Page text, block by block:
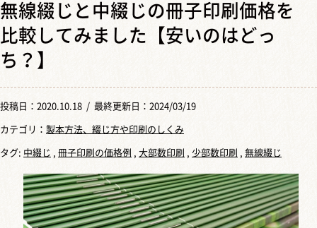
無線綴じと中綴じの冊子印刷価格を
比較してみました【安いのはどっ
ち？】
投稿日： 2020.10.18 / 最終更新日：2024/03/19
カテゴリ： 製本方法、綴じ方や印刷のしくみ
タグ: 中綴じ 冊子印刷の価格例 大部数印刷 少部数印刷 無線綴じ